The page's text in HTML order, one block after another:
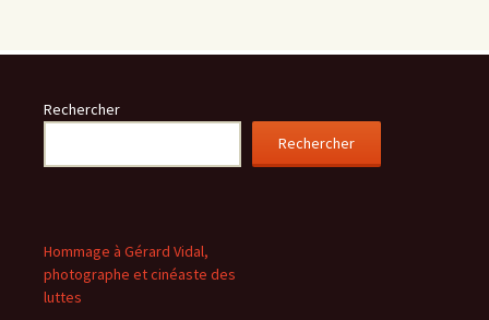
Rechercher
Rechercher
Hommage à Gérard Vidal,
photographe et cinéaste des
luttes